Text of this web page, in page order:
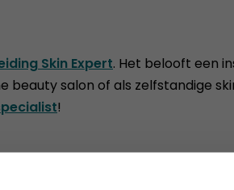
Skin Expert. Het belooft een
salon of als zelfstandige
!
interesseren